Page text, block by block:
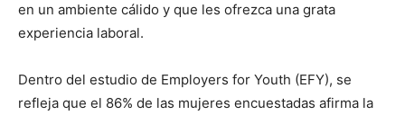
en un ambiente cálido y que les ofrezca una grata
experiencia laboral.
Dentro del estudio de Employers for Youth (EFY), se
refleja que el 86% de las mujeres encuestadas afirma la